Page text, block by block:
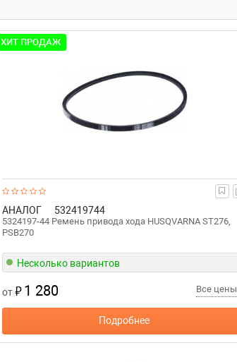
АНАЛОГ 532419744
5324197-44 Ремень привода хода HUSQVARNA ST276,
PSB270
ХИТ ПРОДАЖ
Несколько вариантов
от₽1 280 Все цены
Подробнее